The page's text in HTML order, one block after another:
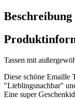
Beschreibung
Tassen mit
Diese schöne Emaille
"Lieblingsnachbar"
Eine super